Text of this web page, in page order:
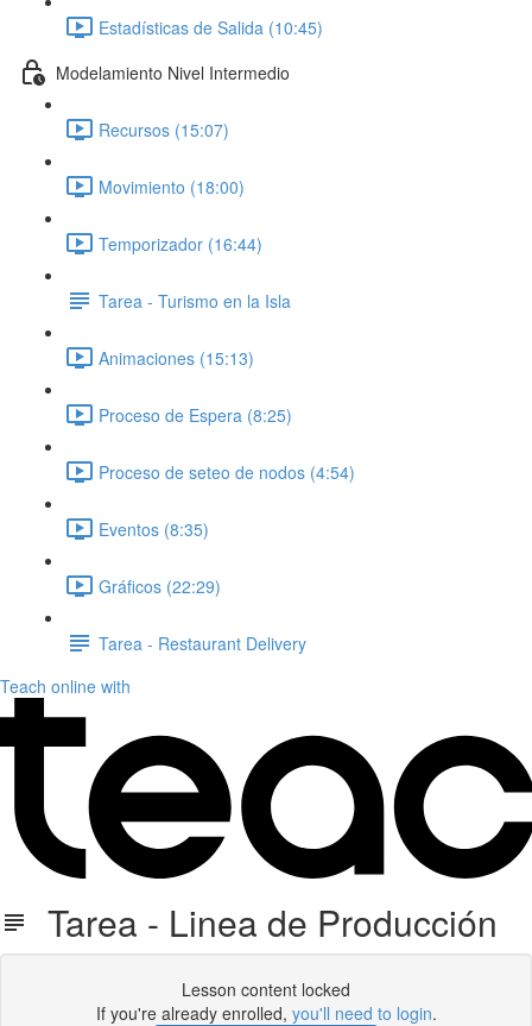
Estadísticas de Salida (10:45)
Modelamiento Nivel Intermedio
Recursos (15:07)
Movimiento (18:00)
Temporizador (16:44)
Tarea - Turismo en la Isla
Animaciones (15:13)
Proceso de Espera (8:25)
Proceso de seteo de nodos (4:54)
Eventos (8:35)
Gráficos (22:29)
Tarea - Restaurant Delivery
Teach online with
Tarea - Linea de Producción
Lesson content locked
If you're already enrolled, you'll need to login.